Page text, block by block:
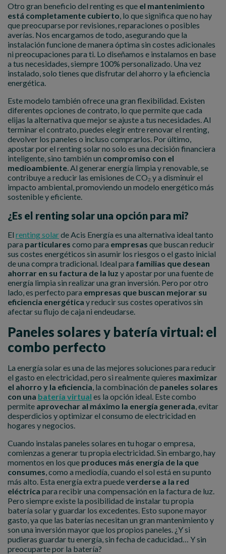
Otro gran beneficio del renting es que el mantenimiento
está completamente cubierto , lo que significa que no hay
que preocuparse por revisiones, reparaciones o posibles
averías. Nos encargamos de todo, asegurando que la
instalación funcione de manera óptima sin costes adicionales
ni preocupaciones para ti. Lo diseñamos e instalamos en base
a tus necesidades, siempre 100% personalizado. Una vez
instalado, solo tienes que disfrutar del ahorro y la eficiencia
energética.
Este modelo también ofrece una gran flexibilidad. Existen
diferentes opciones de contrato, lo que permite que cada
elijas la alternativa que mejor se ajuste a tus necesidades. Al
terminar el contrato, puedes elegir entre renovar el renting,
devolver los paneles o incluso comprarlos. Por último,
apostar por el renting solar no solo es una decisión financiera
inteligente, sino también un compromiso con el
medioambiente . Al generar energía limpia y renovable, se
contribuye a reducir las emisiones de CO₂ y a disminuir el
impacto ambiental, promoviendo un modelo energético más
sostenible y eficiente.
¿Es el renting solar una opción para mi?
El renting solarde Acis Energía es una alternativa ideal tanto
para particulares como para empresas que buscan reducir
sus costes energéticos sin asumir los riesgos o el gasto inicial
de una compra tradicional. Ideal para familias que desean
ahorrar en su factura de la luz y apostar por una fuente de
energía limpia sin realizar una gran inversión. Pero por otro
lado, es perfecto para empresas que buscan mejorar su
eficiencia energética y reducir sus costes operativos sin
afectar su flujo de caja ni endeudarse.
Paneles solares y batería virtual: el
combo perfecto
La energía solar es una de las mejores soluciones para reducir
el gasto en electricidad, pero si realmente quieres maximizar
el ahorro y la eficiencia , la combinación de paneles solares
con una batería virtual es la opción ideal. Este combo
permite aprovechar al máximo la energía generada , evitar
desperdicios y optimizar el consumo de electricidad en
hogares y negocios.
Cuando instalas paneles solares en tu hogar o empresa,
comienzas a generar tu propia electricidad. Sin embargo, hay
momentos en los que produces más energía de la que
consumes , como a mediodía, cuando el sol está en su punto
más alto. Esta energía extra puedeverderse a la red
eléctrica para recibir una compensación en la factura de luz.
Pero siempre existe la posibilidad de instalar tu propia
batería solar y guardar los excedentes. Esto supone mayor
gasto, ya que las baterías necesitan un gran mantenimiento y
son una inversión mayor que los propios paneles. ¿Y si
pudieras guardar tu energía, sin fecha de caducidad… Y sin
preocuparte por la batería?